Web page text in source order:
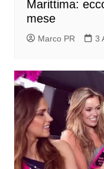
Marittima:
mese
Marco PR 3